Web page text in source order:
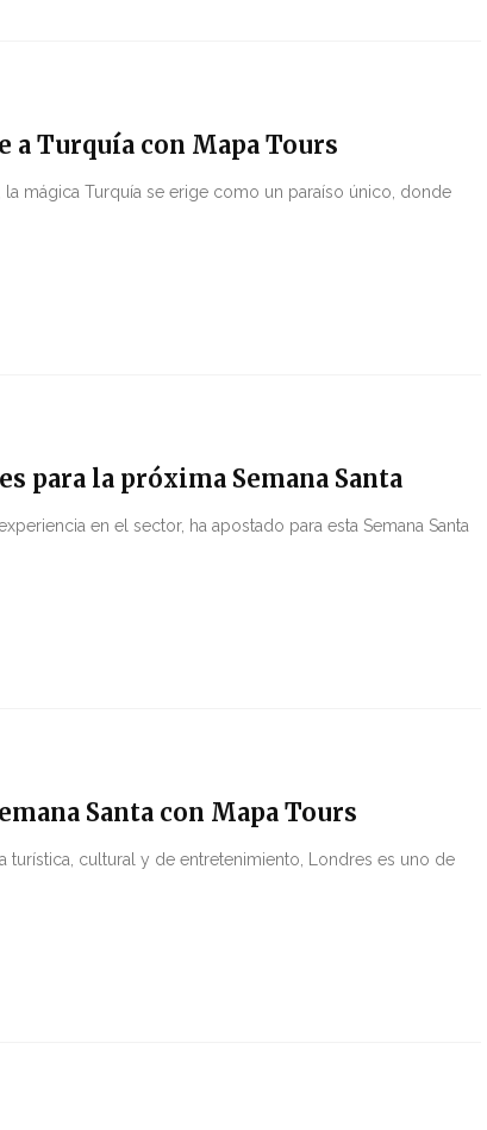
Turquía con Mapa Tours
mágica Turquía se erige como un paraíso único, donde
para la próxima Semana Santa
en el sector, ha apostado para esta Semana Santa
Santa con Mapa Tours
turística, cultural y de entretenimiento, Londres es uno de